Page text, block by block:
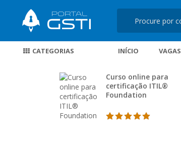
CATEGORIAS INÍCIO VAGAS
Curso online para
certificação ITIL®
Foundation